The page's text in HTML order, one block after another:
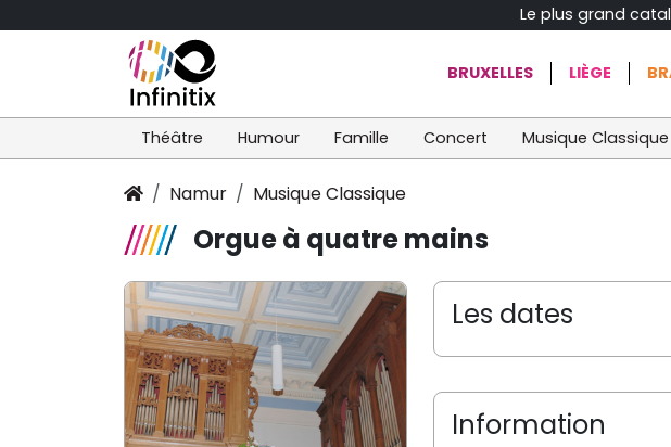
Le plus grand
BRUXELLES LIÈGE
Théâtre Humour Famille Concert Musique Classique
Namur Musique Classique
Orgue à quatre mains
Les dates
Information